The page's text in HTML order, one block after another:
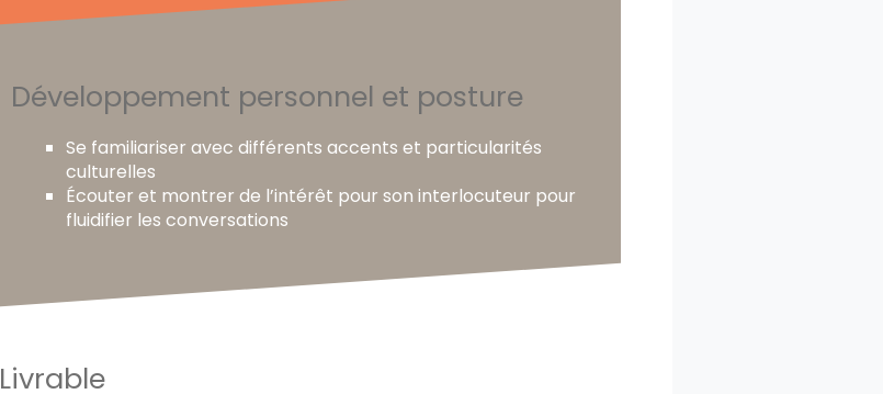
Développement personnel et posture
Se familiariser avec différents accents et particularités
culturelles
Écouter et montrer de l’intérêt pour son interlocuteur pour
fluidifier les conversations
Livrable